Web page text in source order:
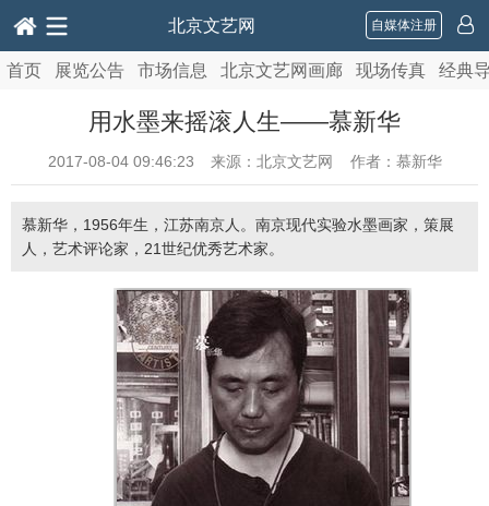
北京文艺网 自媒体注册
首页 展览公告 市场信息 北京文艺网画廊 现场传真 经典
用水墨来摇滚人生——慕新华
2017-08-04 09:46:23 来源：北京文艺网 作者：慕新华
慕新华，1956年生，江苏南京人。南京现代实验水墨画家，策展
人，艺术评论家，21世纪优秀艺术家。